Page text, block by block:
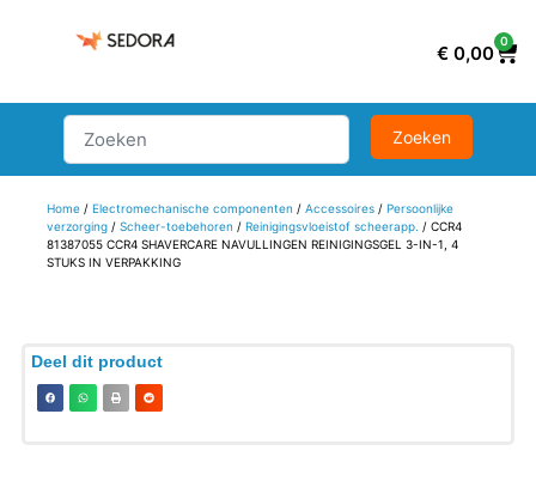
€ 0,00
0
Home/ Electromechanische componenten / Accessoires/ Persoonlijke
verzorging/ Scheer-toebehoren / Reinigingsvloeistof scheerapp. / CCR4
81387055 CCR4 SHAVERCARE NAVULLINGEN REINIGINGSGEL 3-IN-1, 4
STUKS IN VERPAKKING
Deel dit product